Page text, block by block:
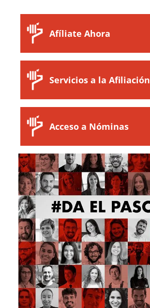
Afíliate Ahora
Servicios a la Afiliación
Acceso a Nóminas